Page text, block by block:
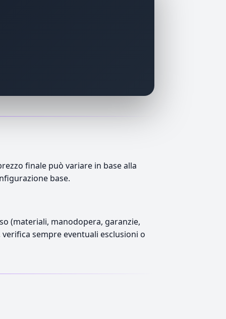
finale può variare in base alla
base.
(materiali, manodopera, garanzie,
sempre eventuali esclusioni o